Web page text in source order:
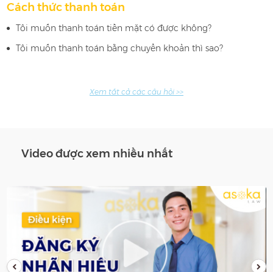
Cách thức thanh toán
Tôi muốn thanh toán tiền mặt có được không?
Tôi muốn thanh toán bằng chuyển khoản thì sao?
Xem tất cả các câu hỏi >>
Video được xem nhiều nhất
PREVIOUS NEXT